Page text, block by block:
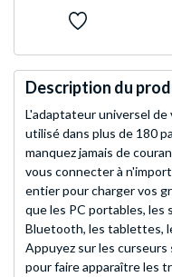
Description du
L'adaptateur universel
utilisé dans plus de 180
manquez jamais de
vous connecter à
entier pour charger vos
que les PC portables, les
Bluetooth, les tablettes,
Appuyez sur les
pour faire apparaître les